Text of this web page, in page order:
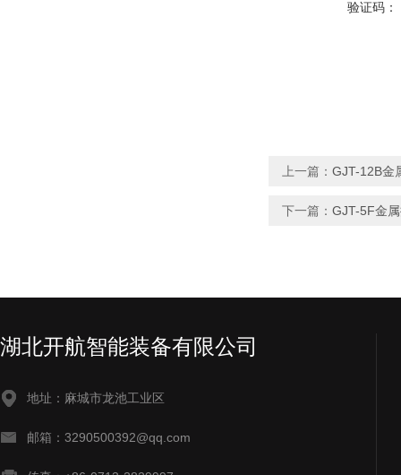
验证码：
上一篇： GJT-12B金
下一篇： GJT-5F金
湖北开航智能装备有限公司
地址：麻城市龙池工业区
邮箱：3290500392@qq.com